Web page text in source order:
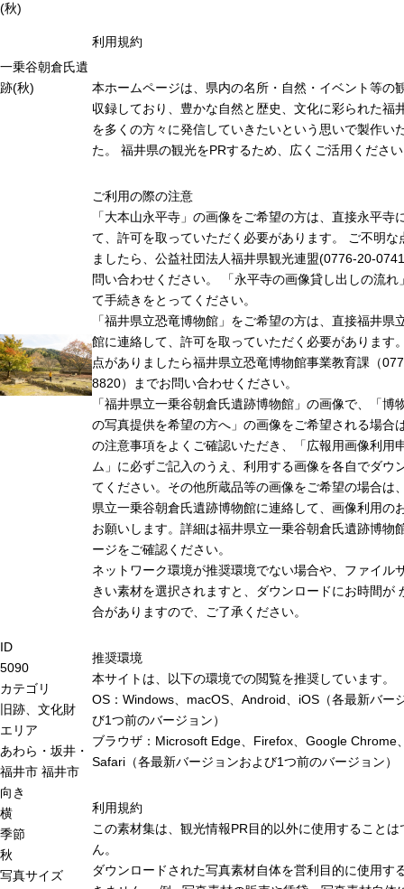
(秋)
一乗谷朝倉氏遺
跡(秋)
ID
5090
カテゴリ
旧跡、文化財
エリア
あわら・坂井・
福井市 福井市
向き
横
季節
秋
写真サイズ
利用規約
本ホームページは、県内の名所・自然・イベント等の
収録しており、豊かな自然と歴史、文化に彩られた福
を多くの方々に発信していきたいという思いで製作い
た。 福井県の観光をPRするため、広くご活用くださ
ご利用の際の注意
「大本山永平寺」の画像をご希望の方は、直接永平寺
て、許可を取っていただく必要があります。 ご不明な
ましたら、公益社団法人福井県観光連盟(0776-20-
問い合わせください。 「永平寺の画像貸し出しの流れ
て手続きをとってください。
「福井県立恐竜博物館」をご希望の方は、直接福井県
館に連絡して、許可を取っていただく必要があります
点がありましたら福井県立恐竜博物館事業教育課（
8820）までお問い合わせください。
「福井県立一乗谷朝倉氏遺跡博物館」の画像で、「博
の写真提供を希望の方へ」の画像をご希望される場合
の注意事項をよくご確認いただき、「広報用画像利用
ム」に必ずご記入のうえ、利用する画像を各自でダウ
てください。その他所蔵品等の画像をご希望の場合は
県立一乗谷朝倉氏遺跡博物館に連絡して、画像利用の
お願いします。詳細は福井県立一乗谷朝倉氏遺跡博物
ージをご確認ください。
ネットワーク環境が推奨環境でない場合や、ファイル
きい素材を選択されますと、ダウンロードにお時間が
合がありますので、ご了承ください。
推奨環境
本サイトは、以下の環境での閲覧を推奨しています。
OS：Windows、macOS、Android、iOS（各最新バー
び1つ前のバージョン）
ブラウザ：Microsoft Edge、Firefox、Google Chrome
Safari（各最新バージョンおよび1つ前のバージョン）
利用規約
この素材集は、観光情報PR目的以外に使用することは
ん。
ダウンロードされた写真素材自体を営利目的に使用す